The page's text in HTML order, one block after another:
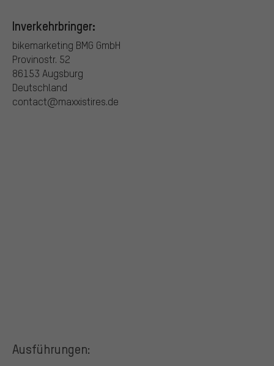
Inverkehrbringer:
bikemarketing BMG GmbH
Provinostr. 52
86153 Augsburg
Deutschland
contact@maxxistires.de
Ausführungen: